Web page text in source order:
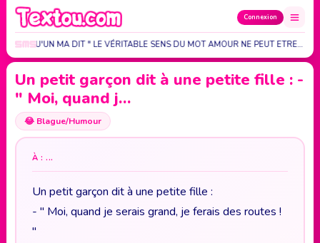
Connexion
QU'ELQU'UN MA DIT " LE VÉRITABLE SENS DU MOT AMOUR NE PEUT ETRE…
Un petit garçon dit à une petite fille : -
" Moi, quand j…
😂 Blague/Humour
À : ...
Un petit garçon dit à une petite fille :
- " Moi, quand je serais grand, je ferais des routes !
"